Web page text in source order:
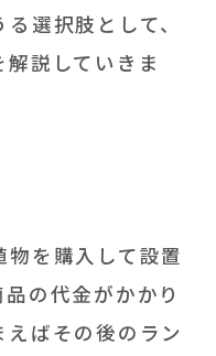
選択肢として、
説していきま
を購入して設置
の代金がかかり
ばその後のラン